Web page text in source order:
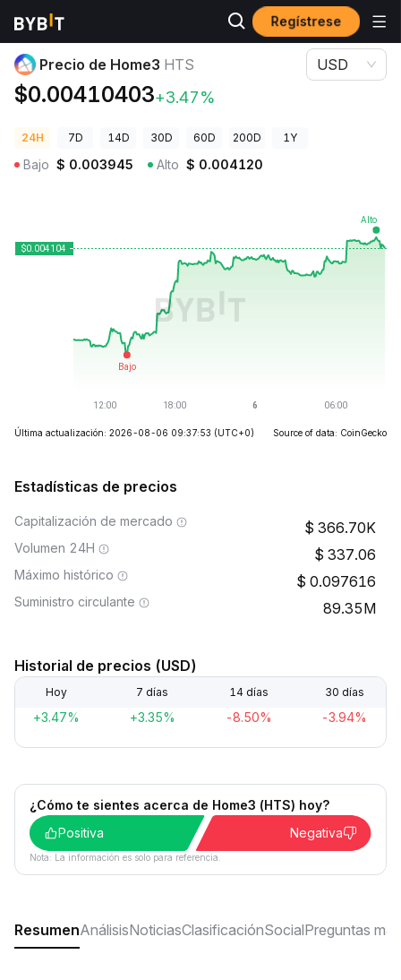
Regístrese
Precios de Criptomonedas Precio de Home3 HTS
Precio de Home3 HTS
$0.00410403+3.47%
USD
24H 7D 14D 30D 60D 200D 1Y
Bajo $ 0.003945 Alto $ 0.004120
Última actualización: 2026-08-06 09:37:53 (UTC+0) Source of data: CoinGecko
Estadísticas de precios
Capitalización de mercado 366.70K
Volumen 24H 337.06
Máximo histórico 0.097616
Suministro circulante 89.35M
Historial de precios (USD)
Hoy 7 días 14 días 30 días
+3.47% +3.35% -8.50% -3.94%
¿Cómo te sientes acerca de Home3 (HTS) hoy?
Positiva
Negativa
Nota: La información es solo para referencia.
ResumenAnálisisNoticiasClasificaciónSocialPreguntas